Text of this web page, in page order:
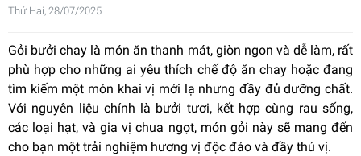
Thứ Hai, 28/07/2025
Gỏi bưởi chay là món ăn thanh mát, giòn ngon và dễ làm, rất
phù hợp cho những ai yêu thích chế độ ăn chay hoặc đang
tìm kiếm một món khai vị mới lạ nhưng đầy đủ dưỡng chất.
Với nguyên liệu chính là bưởi tươi, kết hợp cùng rau sống,
các loại hạt, và gia vị chua ngọt, món gỏi này sẽ mang đến
cho bạn một trải nghiệm hương vị độc đáo và đầy thú vị.